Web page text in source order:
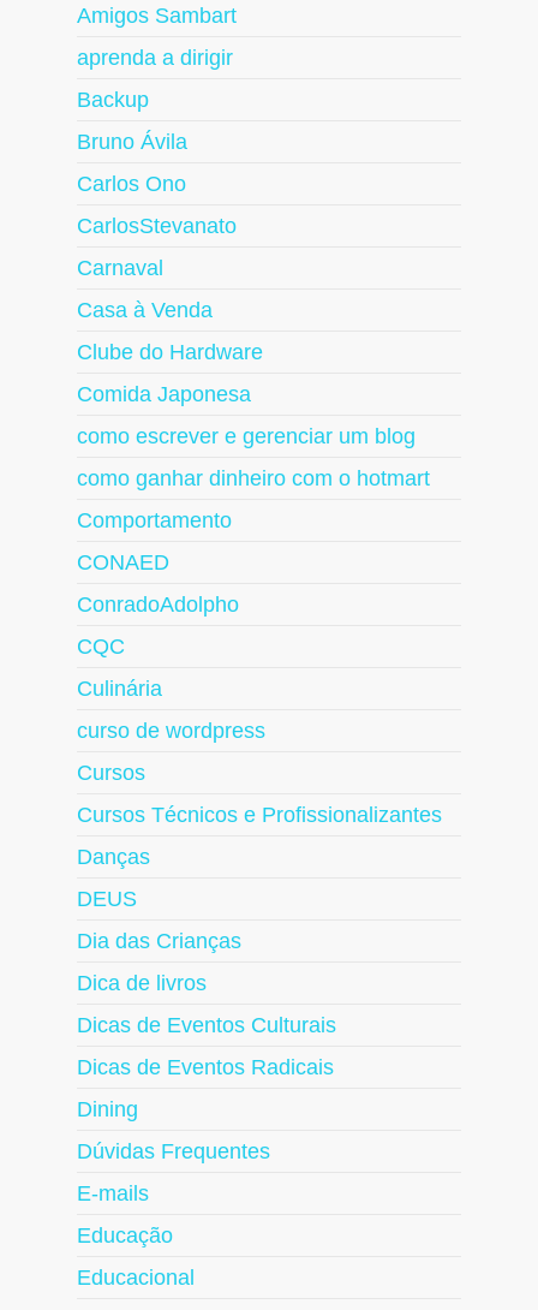
Amigos Sambart
aprenda a dirigir
Backup
Bruno Ávila
Carlos Ono
CarlosStevanato
Carnaval
Casa à Venda
Clube do Hardware
Comida Japonesa
como escrever e gerenciar um blog
como ganhar dinheiro com o hotmart
Comportamento
CONAED
ConradoAdolpho
CQC
Culinária
curso de wordpress
Cursos
Cursos Técnicos e Profissionalizantes
Danças
DEUS
Dia das Crianças
Dica de livros
Dicas de Eventos Culturais
Dicas de Eventos Radicais
Dining
Dúvidas Frequentes
E-mails
Educação
Educacional